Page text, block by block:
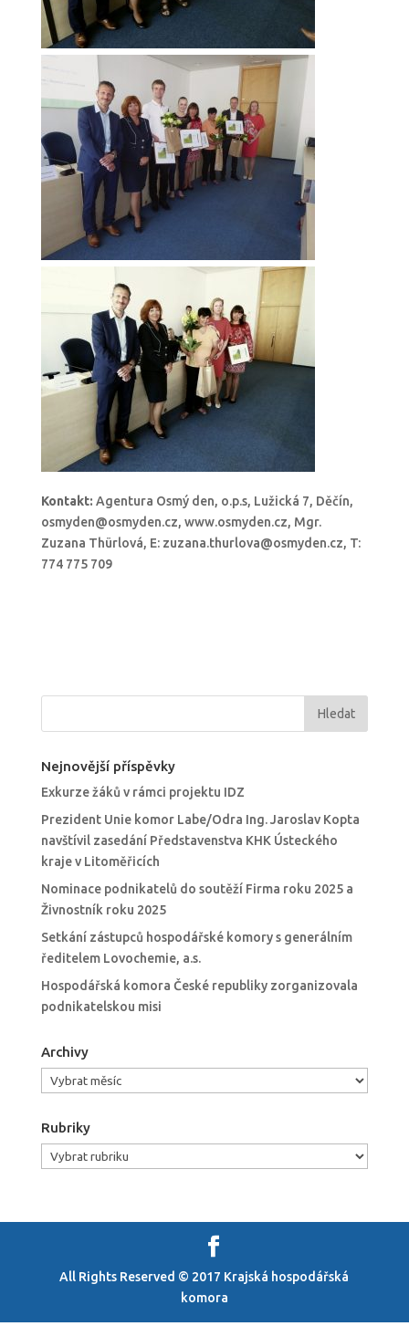
Kontakt: Agentura Osmý den, o.p.s, Lužická 7, Děčín,
osmyden@osmyden.cz, www.osmyden.cz, Mgr.
Zuzana Thürlová, E: zuzana.thurlova@osmyden.cz, T:
774 775 709
Nejnovější příspěvky
Exkurze žáků v rámci projektu IDZ
Prezident Unie komor Labe/Odra Ing. Jaroslav Kopta
navštívil zasedání Představenstva KHK Ústeckého
kraje v Litoměřicích
Nominace podnikatelů do soutěží Firma roku 2025 a
Živnostník roku 2025
Setkání zástupců hospodářské komory s generálním
ředitelem Lovochemie, a.s.
Hospodářská komora České republiky zorganizovala
podnikatelskou misi
Archivy
Archivy
Rubriky
Rubriky
All Rights Reserved © 2017 Krajská hospodářská
komora